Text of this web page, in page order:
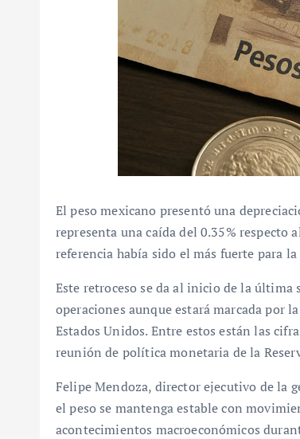
El peso mexicano presentó una
representa una caída del 0.35% respecto
referencia había sido el más fuerte para
Este retroceso se da al inicio de la última
operaciones aunque estará marcada por
Estados Unidos. Entre estos están las
reunión de política monetaria de la
Felipe Mendoza, director ejecutivo de la
el peso se mantenga estable con
acontecimientos macroeconómicos